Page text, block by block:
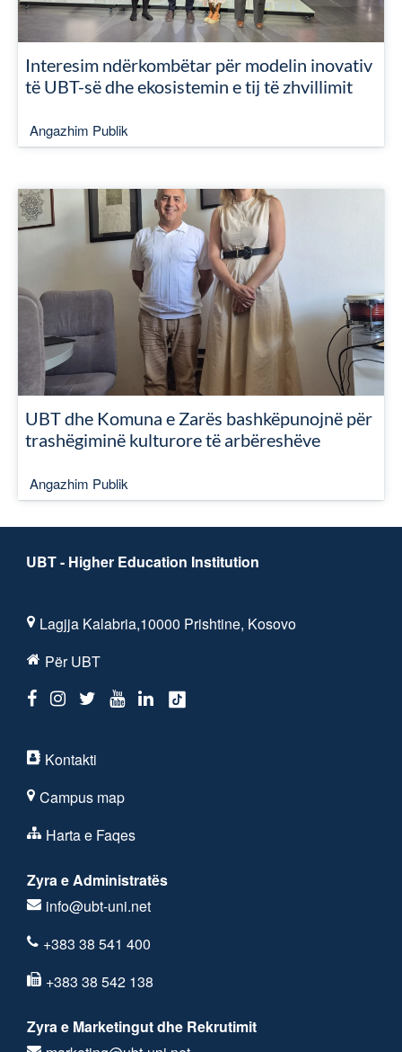
Interesim ndërkombëtar për modelin inovativ
të UBT-së dhe ekosistemin e tij të zhvillimit
Angazhim Publik
UBT dhe Komuna e Zarës bashkëpunojnë për
trashëgiminë kulturore të arbëreshëve
Angazhim Publik
UBT - Higher Education Institution
Lagjja Kalabria,10000 Prishtine, Kosovo
Për UBT
Kontakti
Campus map
Harta e Faqes
Zyra e Administratës
info@ubt-uni.net
+383 38 541 400
+383 38 542 138
Zyra e Marketingut dhe Rekrutimit